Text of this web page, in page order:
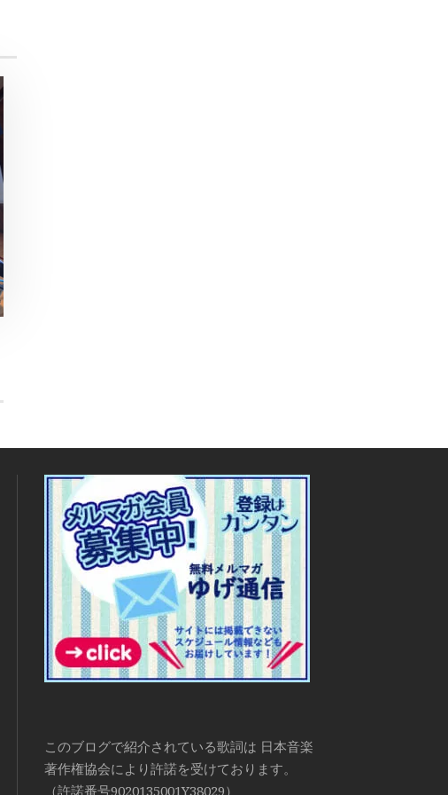
このブログで紹介されている歌詞は 日本音楽
著作権協会により許諾を受けております。
（許諾番号9020135001Y38029）